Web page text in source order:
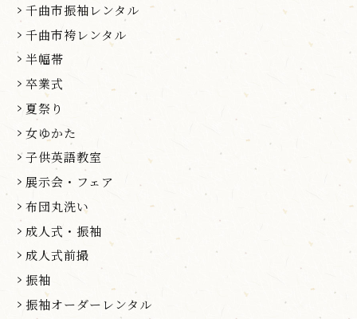
千曲市振袖レンタル
千曲市袴レンタル
半幅帯
卒業式
夏祭り
女ゆかた
子供英語教室
展示会・フェア
布団丸洗い
成人式・振袖
成人式前撮
振袖
振袖オーダーレンタル